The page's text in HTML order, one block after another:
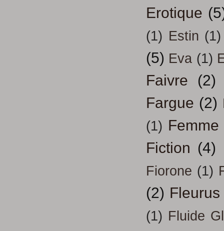
Erotique
(1) Estin (1)
(5) Eva (1)
Faivre
(2)
Fargue (2)
(1) Femme
Fiction (4)
Fiorone (1)
(2) Fleurus
(1) Fluide